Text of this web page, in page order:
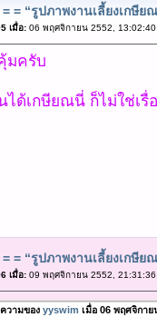
= = “รูปภาพงานเลี้ยงเกษี
เมื่อ:06 พฤศจิกายน 2552, 13:02:40
มครับ
ได้เกษียณนี่ ก็ไม่ใช่เรื่
= = “รูปภาพงานเลี้ยงเกษี
เมื่อ:09 พฤศจิกายน 2552, 21:31:36
วามของ yyswim เมื่อ 06 พฤศจิกา